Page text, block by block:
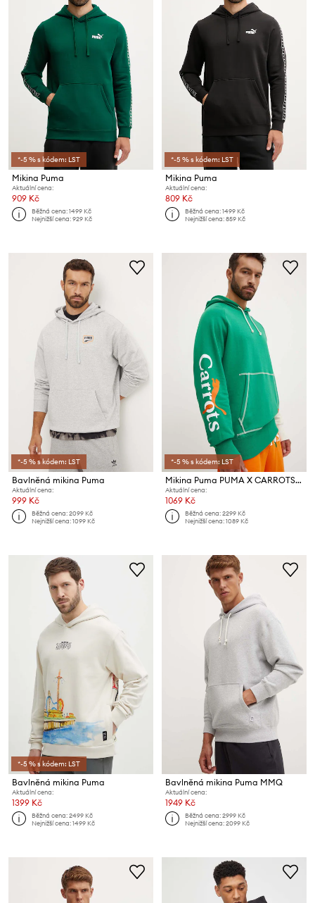
*-5 % s kódem: LST
Mikina Puma
Aktuální cena:
909 Kč
Běžná cena:1499 Kč
Nejnižší cena:929 Kč
*-5 % s kódem: LST
Mikina Puma
Aktuální cena:
809 Kč
Běžná cena:1499 Kč
Nejnižší cena:859 Kč
*-5 % s kódem: LST
Bavlněná mikina Puma
Aktuální cena:
999 Kč
Běžná cena:2099 Kč
Nejnižší cena:1099 Kč
*-5 % s kódem: LST
Mikina Puma PUMA X CARROTS Graphic Hoodie TR
Aktuální cena:
1069 Kč
Běžná cena:2299 Kč
Nejnižší cena:1089 Kč
*-5 % s kódem: LST
Bavlněná mikina Puma
Aktuální cena:
1399 Kč
Běžná cena:2499 Kč
Nejnižší cena:1499 Kč
Bavlněná mikina Puma MMQ
Aktuální cena:
1949 Kč
Běžná cena:2999 Kč
Nejnižší cena:2099 Kč